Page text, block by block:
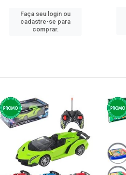
Faça seu login ou
cadastre-se para
comprar.